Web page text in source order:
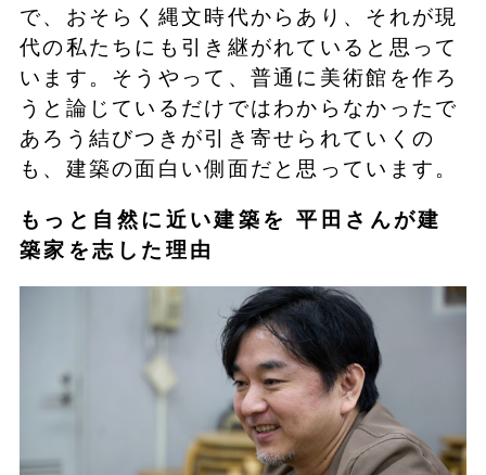
で、おそらく縄文時代からあり、それが現
代の私たちにも引き継がれていると思って
います。そうやって、普通に美術館を作ろ
うと論じているだけではわからなかったで
あろう結びつきが引き寄せられていくの
も、建築の面白い側面だと思っています。
もっと自然に近い建築を 平田さんが建
築家を志した理由